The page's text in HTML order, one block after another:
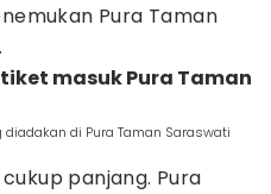
Pura Taman
masuk Pura Taman
di Pura Taman Saraswati
panjang. Pura